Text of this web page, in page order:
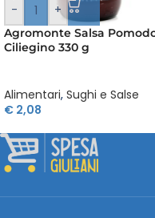
- +
Agromonte Salsa
Ciliegino 330 g
Alimentari, Sughi e Salse
€ 2,08